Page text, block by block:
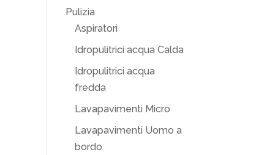
Pulizia
Aspiratori
Idropulitrici acqua Calda
Idropulitrici acqua
fredda
Lavapavimenti Micro
Lavapavimenti Uomo a
bordo